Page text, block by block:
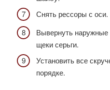
Снять рессоры с оси.
Вывернуть наружные
щеки серьги.
Установить все
порядке.